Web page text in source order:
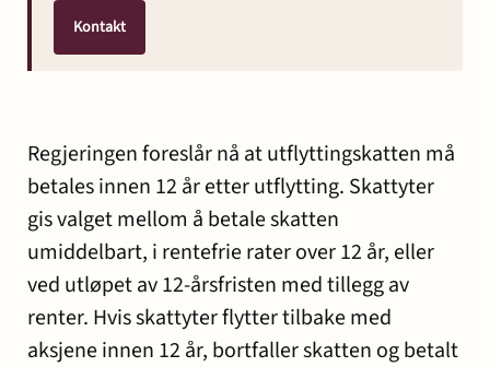
Kontakt
Regjeringen foreslår nå at utflyttingskatten må
betales innen 12 år etter utflytting. Skattyter
gis valget mellom å betale skatten
umiddelbart, i rentefrie rater over 12 år, eller
ved utløpet av 12-årsfristen med tillegg av
renter. Hvis skattyter flytter tilbake med
aksjene innen 12 år, bortfaller skatten og betalt